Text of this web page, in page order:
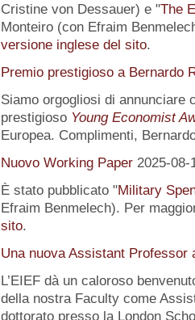
Cristine von Dessauer) e "The
Monteiro (con Efraim
versione inglese del sito.
Premio prestigioso a Bernardo
Siamo orgogliosi di annunciare
prestigioso Young Economist
Europea. Complimenti,
Nuovo Working Paper 2025-08-
È stato pubblicato "Military
Efraim Benmelech). Per
sito.
Una nuova Assistant Professor
L’EIEF dà un caloroso
della nostra Faculty come
dottorato presso la London